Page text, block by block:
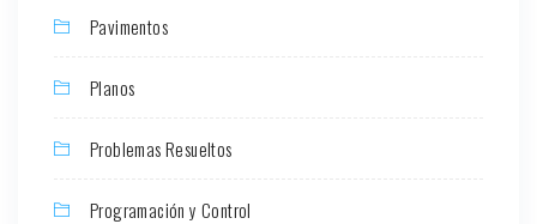
Pavimentos
Planos
Problemas Resueltos
Programación y Control